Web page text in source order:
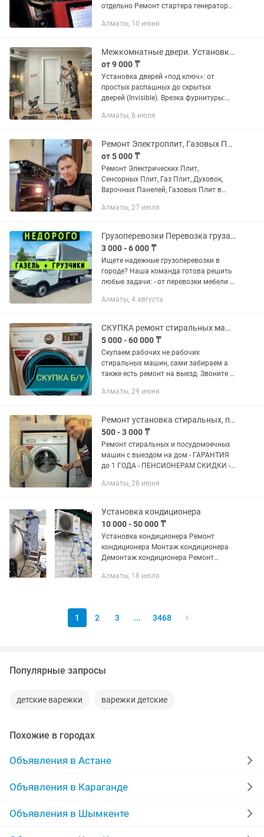
отдельно Ремонт стартера генератора
электропроводки Ремонт
автоэлектрики на...
Алматы, 10 июня
Межкомнатные двери. Установка и ремонт
от 9 000 ₸
Установка дверей «под ключ»: от
простых распашных до скрытых
дверей (Invisible). Врезка фурнитуры:
скрытых петель и ручек. Сборка и
Алматы, 8 июля
Ремонт Электроплит, Газовых Плит, Духовок и Варочных Поверхностей
от 5 000 ₸
Ремонт Электрических Плит,
Сенсорных Плит, Газ Плит, Духовок,
Варочных Панелей, Газовых Плит в
Приедем за 35 минут (выезд на дом).
18...
Алматы, 27 июля
Грузоперевозки Перевозка груза Мебели Переезд Газель Грузчики Доставка
3 000 - 6 000 ₸
Ищете надежные грузоперевозки в
городе? Наша команда готова решить
любые задачи: - от перевозки мебели и
переездов! Мы работаем для вашего
Алматы, 4 августа
СКУПКА ремонт стиральных машин
5 000 - 60 000 ₸
Скупаем рабочих не рабочих
стиральных машин, сами забираем а
также есть ремонт на выезд. Звоните и
Алматы, 29 июня
Ремонт установка стиральных, посудомоечных машин, сушильных, полировка плит
500 - 3 000 ₸
Ремонт стиральных и посудомоечных
машин с выездом на дом - ГАРАНТИЯ
до 1 ГОДА - ПЕНСИОНЕРАМ СКИДКИ - -
БЕСПЛАТНО Полировка варочных
работы(...
Алматы, 28 июня
Установка кондиционера
10 000 - 50 000 ₸
Установка кондиционера Ремонт
кондиционера Монтаж кондиционера
Демонтаж кондиционера Ремонт
Работаем чисто и аккуратно
Алматы, 18 июля
1 2 3 ... 3468
Популярные запросы
детские варежки варежки детские
Похожие в городах
Объявления в Астане
Объявления в Караганде
Объявления в Шымкенте